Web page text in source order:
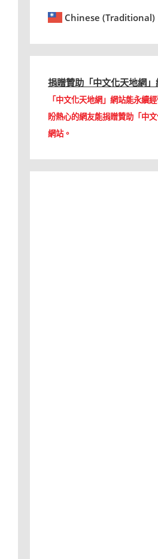
Chinese (Traditional)
捐贈贊助「中文化天地網
「中文化天地網」網站能永續
盼熱心的網友能捐贈贊助「中文
網站。